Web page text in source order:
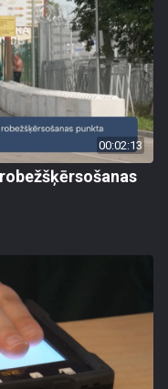
00:02:13